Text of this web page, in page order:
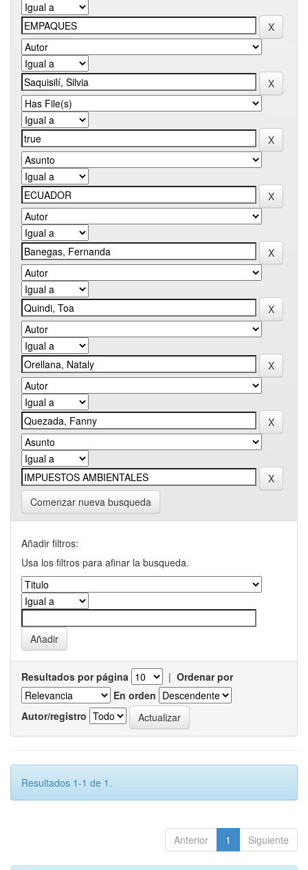
Comenzar nueva busqueda
Añadir filtros:
Usa los filtros para afinar la busqueda.
Resultados por página | Ordenar por
En orden
Autor/registro
Resultados 1-1 de 1.
Anterior 1 Siguiente